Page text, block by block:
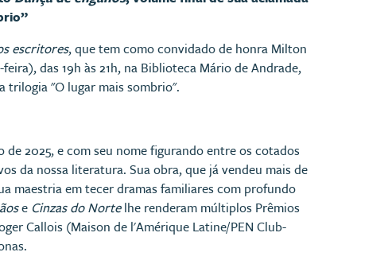
escritores, que tem como convidado de honra Milton
das 19h às 21h, na Biblioteca Mário de Andrade,
trilogia "O lugar mais sombrio".
2025, e com seu nome figurando entre os cotados
da nossa literatura. Sua obra, que já vendeu mais de
maestria em tecer dramas familiares com profundo
e Cinzas do Nortelhe renderam múltiplos Prêmios
Callois (Maison de l'Amérique Latine/PEN Club-